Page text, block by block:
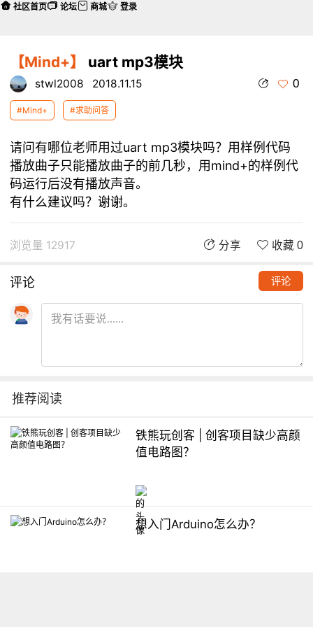
【Mind+】 uart mp3模块
stwl2008 2018.11.15 0
#Mind+ #求助问答
请问有哪位老师用过uart mp3模块吗？用样例代码
播放曲子只能播放曲子的前几秒，用mind+的样例代
码运行后没有播放声音。
有什么建议吗？谢谢。
浏览量 12917 分享 收藏 0
评论 评论
推荐阅读
铁熊玩创客 | 创客项目缺少高颜
值电路图？
想入门Arduino怎么办？
社区首页 论坛 商城 登录